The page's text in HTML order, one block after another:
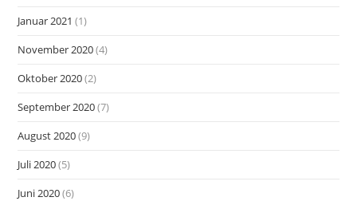
Januar 2021 (1)
November 2020(4)
Oktober 2020(2)
September 2020(7)
August 2020(9)
Juli 2020(5)
Juni 2020(6)